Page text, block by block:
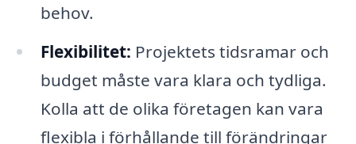
behov.
Flexibilitet: Projektets tidsramar och
budget måste vara klara och tydliga.
Kolla att de olika företagen kan vara
flexibla i förhållande till förändringar